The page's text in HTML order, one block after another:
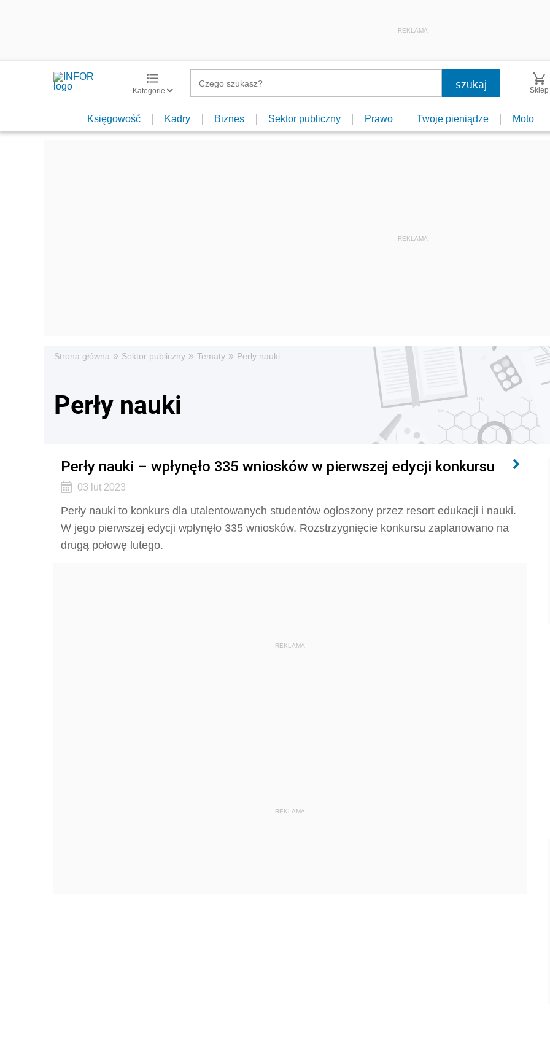
REKLAMA
Kategorie Sklep
Księgowość Kadry Biznes Sektor publiczny Prawo Twoje pieniądze Moto
Strona główna » Sektor publiczny » Tematy » Perły nauki
Perły nauki
Perły nauki – wpłynęło 335 wniosków w pierwszej edycji konkursu
03 lut 2023
Perły nauki to konkurs dla utalentowanych studentów ogłoszony przez resort edukacji i nauki.
W jego pierwszej edycji wpłynęło 335 wniosków. Rozstrzygnięcie konkursu zaplanowano na
drugą połowę lutego.
REKLAMA
REKLAMA